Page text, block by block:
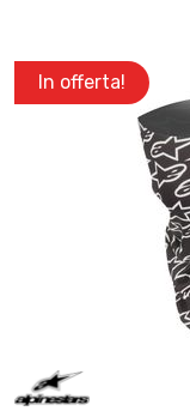
In offerta!